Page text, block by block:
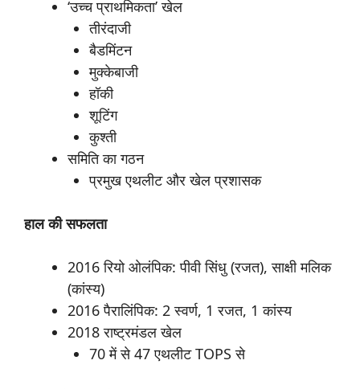
‘उच्च प्राथमिकता’ खेल
तीरंदाजी
बैडमिंटन
मुक्केबाजी
हॉकी
शूटिंग
कुश्ती
समिति का गठन
प्रमुख एथलीट और खेल प्रशासक
हालकीसफलता
2016 रियो ओलंपिक: पीवी सिंधु (रजत), साक्षी मलिक
(कांस्य)
2016 पैरालिंपिक: 2 स्वर्ण, 1 रजत, 1 कांस्य
2018 राष्ट्रमंडल खेल
70 में से 47 एथलीट TOPS से